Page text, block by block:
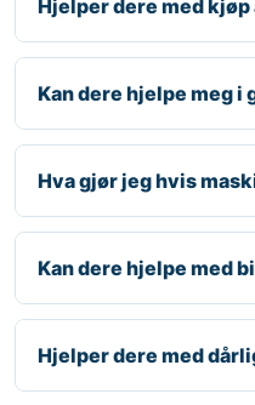
Hjelper dere med
Kan dere hjelpe meg i
Hva gjør jeg hvis
Kan dere hjelpe med
Hjelper dere med